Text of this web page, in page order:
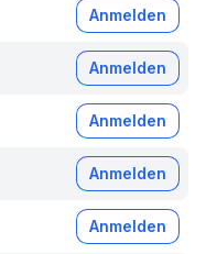
Anmelden
Anmelden
Anmelden
Anmelden
Anmelden